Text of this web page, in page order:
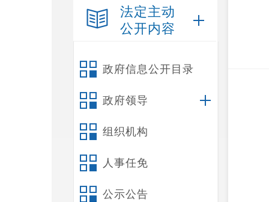
法定主动
公开内容
政府信息公开目录
政府领导
组织机构
人事任免
公示公告